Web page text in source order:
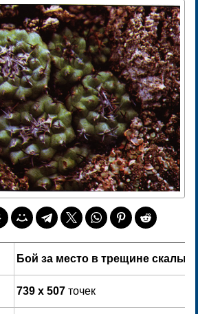
Бой за место в трещине скалы
739 x 507 точек